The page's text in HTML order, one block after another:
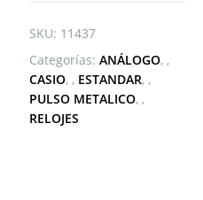
SKU: 11437
Categorías: ANÁLOGO ,
CASIO , ESTANDAR ,
PULSO METALICO ,
RELOJES